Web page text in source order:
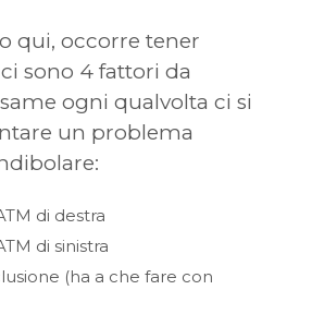
qui, occorre tener
sono 4 fattori da
ogni qualvolta ci si
un problema
di destra
di sinistra
(ha a che fare con